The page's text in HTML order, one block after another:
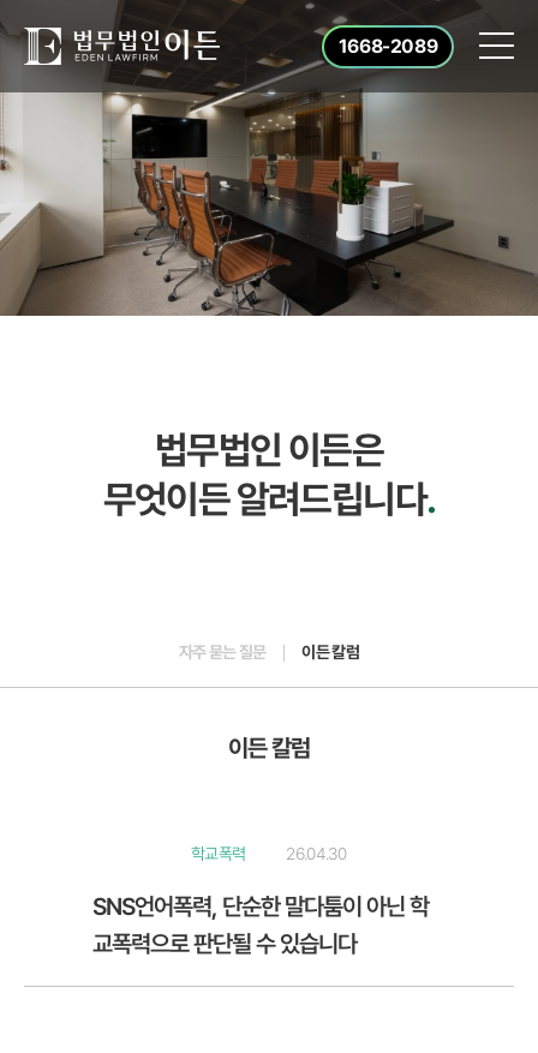
1668-2089
법무법인 이든은
무엇이든 알려드립니다.
자주 묻는 질문 이든 칼럼
이든 칼럼
학교폭력 26.04.30
SNS언어폭력, 단순한 말다툼이 아닌 학
교폭력으로 판단될 수 있습니다